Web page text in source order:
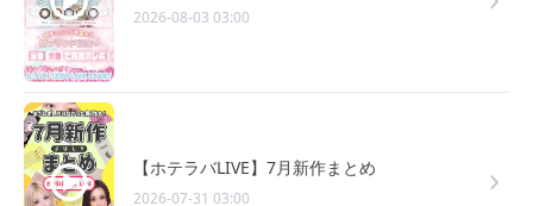
2026-08-03 03:00
【ホテラバLIVE】7月新作まとめ
2026-07-31 03:00